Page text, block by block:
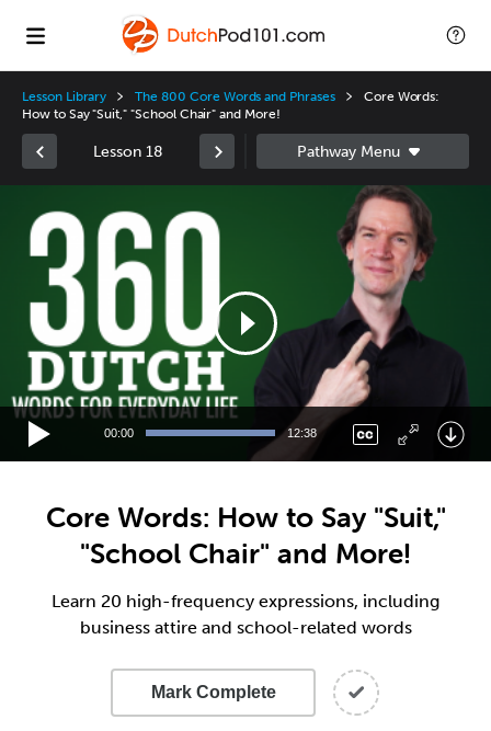
Lesson Library The 800 Core Words and Phrases
Core Words:
How to Say "Suit," "School Chair" and More!
Lesson 18
Player
00:00 12:38
Core Words: How to Say "Suit,"
"School Chair" and More!
Learn 20 high-frequency expressions, including
business attire and school-related words
Mark Complete